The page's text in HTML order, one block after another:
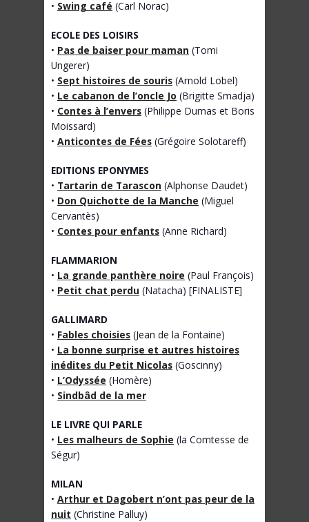
• Swing café (Carl Norac)
ECOLE DES LOISIRS
• Pas de baiser pour maman (Tomi
Ungerer)
• Sept histoires de souris (Arnold Lobel)
• Le cabanon de l’oncle Jo (Brigitte Smadja)
• Contes à l’envers (Philippe Dumas et Boris
Moissard)
• Anticontes de Fées (Grégoire Solotareff)
EDITIONS EPONYMES
• Tartarin de Tarascon (Alphonse Daudet)
• Don Quichotte de la Manche (Miguel
Cervantès)
• Contes pour enfants (Anne Richard)
FLAMMARION
• La grande panthère noire (Paul François)
• Petit chat perdu (Natacha) [FINALISTE]
GALLIMARD
• Fables choisies (Jean de la Fontaine)
• La bonne surprise et autres histoires
inédites du Petit Nicolas (Goscinny)
• L’Odyssée (Homère)
• Sindbâd de la mer
LE LIVRE QUI PARLE
• Les malheurs de Sophie (la Comtesse de
Ségur)
MILAN
• Arthur et Dagobert n’ont pas peur de la
nuit (Christine Palluy)